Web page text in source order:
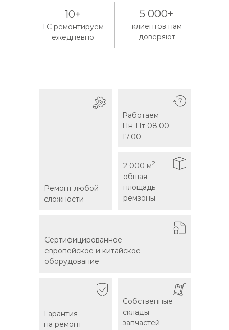
клиентов нам
доверяют
ТС ремонтируем
ежедневно
5 000+
10+
Работаем
Пн-Пт 08.00-
17.00
Работаем
Пн-Пт 08.00-
17.00
2 000 м2
общая
площадь
ремзоны
Сертифицированное
европейское и китайское
оборудование
2 000 м2
общая
площадь
ремзоны
Гарантия
на ремонт
Собственные
склады
запчастей
Сертифицированное
европейское и китайское
оборудование
Гарантия
на ремонт
Собственные
склады
запчастей
Ремонт любой
сложности
Ремонт любой
сложности